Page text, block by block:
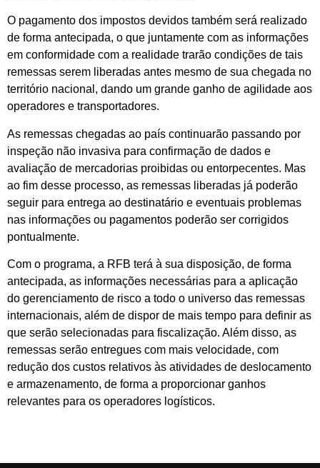
O pagamento dos impostos devidos também será realizado
de forma antecipada, o que juntamente com as informações
em conformidade com a realidade trarão condições de tais
remessas serem liberadas antes mesmo de sua chegada no
território nacional, dando um grande ganho de agilidade aos
operadores e transportadores.
As remessas chegadas ao país continuarão passando por
inspeção não invasiva para confirmação de dados e
avaliação de mercadorias proibidas ou entorpecentes. Mas
ao fim desse processo, as remessas liberadas já poderão
seguir para entrega ao destinatário e eventuais problemas
nas informações ou pagamentos poderão ser corrigidos
pontualmente.
Com o programa, a RFB terá à sua disposição, de forma
antecipada, as informações necessárias para a aplicação
do gerenciamento de risco a todo o universo das remessas
internacionais, além de dispor de mais tempo para definir as
que serão selecionadas para fiscalização. Além disso, as
remessas serão entregues com mais velocidade, com
redução dos custos relativos às atividades de deslocamento
e armazenamento, de forma a proporcionar ganhos
relevantes para os operadores logísticos.